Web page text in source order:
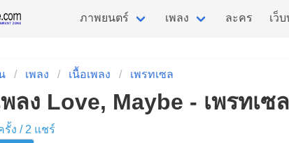
ภาพยนตร์ เพลง ละคร เว็
เพลง เนื้อเพลง เพรทเซล
พลง Love, Maybe - เพรทเซ
รั้ง / 2 แชร์